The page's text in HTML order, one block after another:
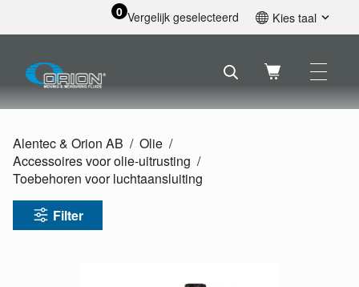
0 Vergelijk geselecteerd Kies taal
Svenska
Français
Nederlands
Alentec & Orion AB
Olie
Accessoires voor olie-uitrusting
Toebehoren voor luchtaansluiting
Filter